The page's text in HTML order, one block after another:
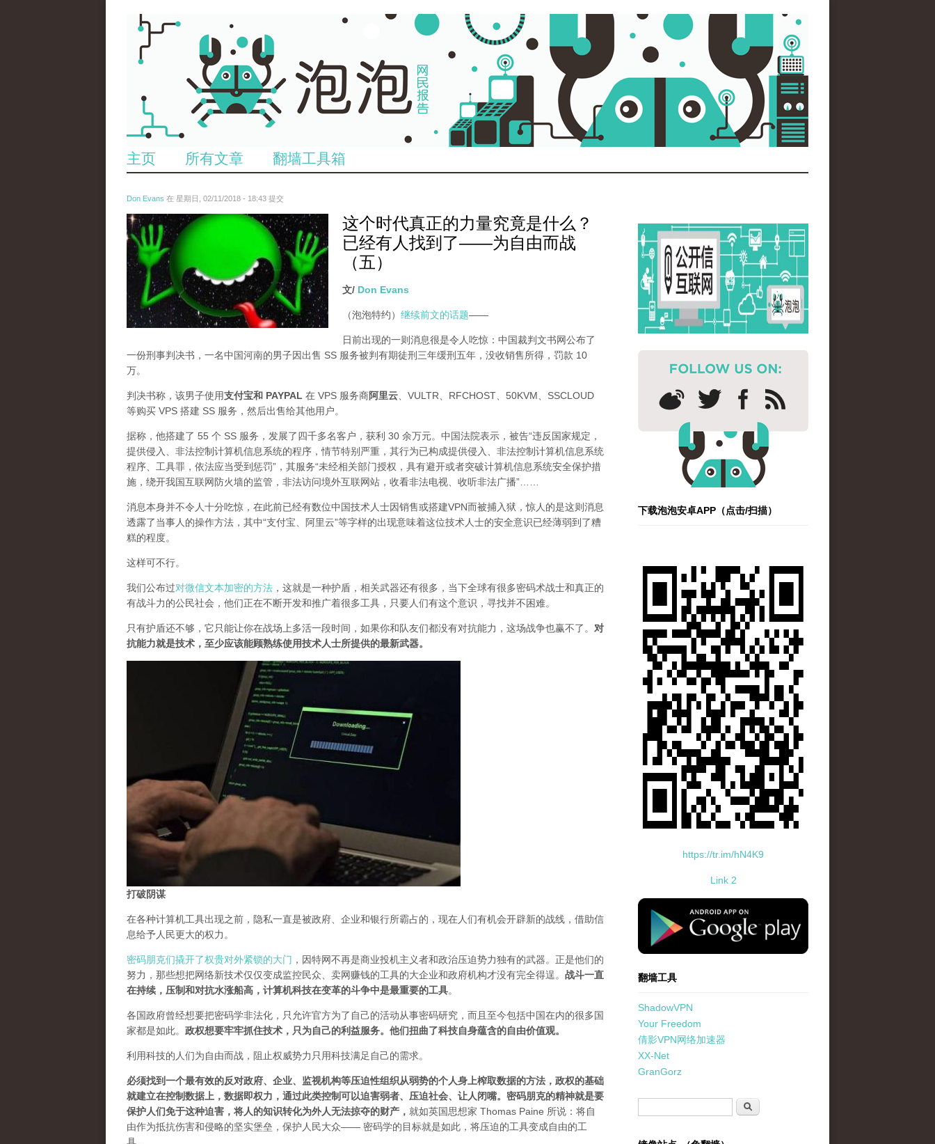
主页 所有文章 翻墙工具箱
Don Evans 在 星期日, 02/11/2018 - 18:43 提交
wechatimg1429.jpeg
这个时代真正的力量究竟是什么？
已经有人找到了——为自由而战
（五）
文/ Don Evans
（泡泡特约） 继续前文的话题——
日前出现的一则消息很是令人吃惊：中国裁判文书网公布了
一份刑事判决书，一名中国河南的男子因出售 SS 服务被判有期徒刑三年缓刑五年，没收销售所得，罚款 10
万。
判决书称，该男子使用支付宝和 PAYPAL 在 VPS 服务商阿里云 、VULTR、RFCHOST、50KVM、SSCLOUD
等购买 VPS 搭建 SS 服务，然后出售给其他用户。
据称，他搭建了 55 个 SS 服务，发展了四千多名客户，获利 30 余万元。中国法院表示，被告“违反国家规定，
提供侵入、非法控制计算机信息系统的程序，情节特别严重，其行为已构成提供侵入、非法控制计算机信息系统
程序、工具罪，依法应当受到惩罚”，其服务“未经相关部门授权，具有避开或者突破计算机信息系统安全保护措
施，绕开我国互联网防火墙的监管，非法访问境外互联网站，收看非法电视、收听非法广播”……
消息本身并不令人十分吃惊，在此前已经有数位中国技术人士因销售或搭建VPN而被捕入狱，惊人的是这则消息
透露了当事人的操作方法，其中“支付宝、阿里云”等字样的出现意味着这位技术人士的安全意识已经薄弱到了糟
糕的程度。
这样可不行。
我们公布过对微信文本加密的方法 ，这就是一种护盾，相关武器还有很多，当下全球有很多密码术战士和真正的
有战斗力的公民社会，他们正在不断开发和推广着很多工具，只要人们有这个意识，寻找并不困难。
只有护盾还不够，它只能让你在战场上多活一段时间，如果你和队友们都没有对抗能力，这场战争也赢不了。 对
抗能力就是技术，至少应该能顾熟练使用技术人士所提供的最新武器。
打破阴谋
在各种计算机工具出现之前，隐私一直是被政府、企业和银行所霸占的，现在人们有机会开辟新的战线，借助信
息给予人民更大的权力。
密码朋克们撬开了权贵对外紧锁的大门 ，因特网不再是商业投机主义者和政治压迫势力独有的武器。正是他们的
努力，那些想把网络新技术仅仅变成监控民众、卖网赚钱的工具的大企业和政府机构才没有完全得逞。 战斗一直
在持续，压制和对抗水涨船高，计算机科技在变革的斗争中是最重要的工具。
各国政府曾经想要把密码学非法化，只允许官方为了自己的活动从事密码研究，而且至今包括中国在内的很多国
家都是如此。 政权想要牢牢抓住技术，只为自己的利益服务。他们扭曲了科技自身蕴含的自由价值观。
利用科技的人们为自由而战，阻止权威势力只用科技满足自己的需求。
必须找到一个最有效的反对政府、企业、监视机构等压迫性组织从弱势的个人身上榨取数据的方法，政权的基础
就建立在控制数据上，数据即权力，通过此类控制可以迫害弱者、压迫社会、让人闭嘴。密码朋克的精神就是要
保护人们免于这种迫害，将人的知识转化为外人无法掠夺的财产 ， 就如英国思想家 Thomas Paine 所说：将自
由作为抵抗伤害和侵略的坚实堡垒，保护人民大众—— 密码学的目标就是如此，将压迫的工具变成自由的工
下载泡泡安卓APP（点击/扫描）
https://tr.im/hN4K9
Link 2
standard-icon-googleplay-app-store.png
翻墙工具
ShadowVPN
Your Freedom
倩影VPN网络加速器
XX-Net
GranGorz
搜索